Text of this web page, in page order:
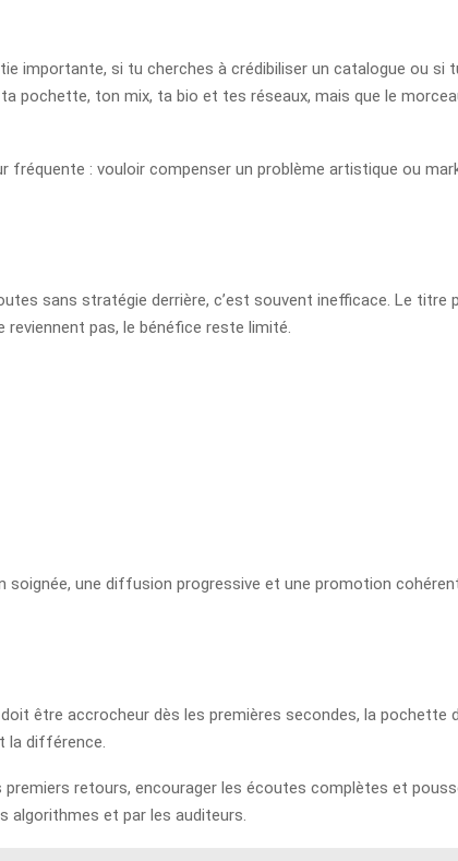
importante, si tu cherches à crédibiliser un catalogue ou si
pochette, ton mix, ta bio et tes réseaux, mais que le
fréquente : vouloir compenser un problème artistique ou
sans stratégie derrière, c’est souvent inefficace. Le titre
pas, le bénéfice reste limité.
une diffusion progressive et une promotion
être accrocheur dès les premières secondes, la pochette
la différence.
retours, encourager les écoutes complètes et
algorithmes et par les auditeurs.